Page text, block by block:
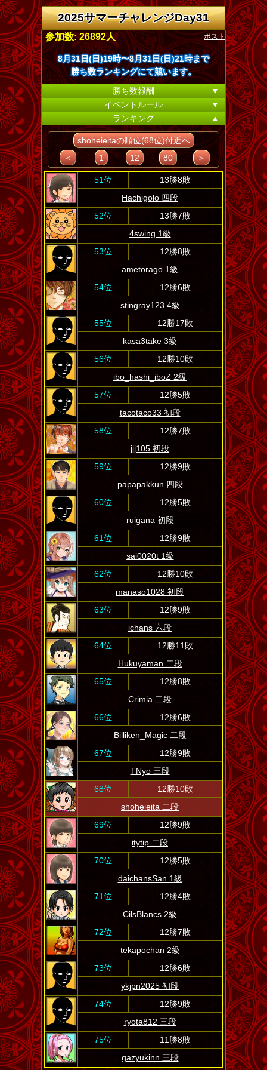
2025サマーチャレンジDay31
ポスト
参加数: 26892人
8月31日(日)19時〜8月31日(日)21時まで
勝ち数ランキングにて競います。
勝ち数報酬
▼
イベントルール
▼
ランキング
▲
shoheieitaの順位(68位)付近へ
＜
1 12 80 ＞
51位
13勝8敗
Hachigolo 四段
52位
13勝7敗
4swing 1級
53位
12勝8敗
ametorago 1級
54位
12勝6敗
stingray123 4級
55位
12勝17敗
kasa3take 3級
56位
12勝10敗
ibo_hashi_iboZ 2級
57位
12勝5敗
tacotaco33 初段
58位
12勝7敗
jjj105 初段
59位
12勝9敗
papapakkun 四段
60位
12勝5敗
ruigana 初段
61位
12勝9敗
sai0020t 1級
62位
12勝10敗
manaso1028 初段
63位
12勝9敗
ichans 六段
64位
12勝11敗
Hukuyaman 二段
65位
12勝8敗
Crimia 二段
66位
12勝6敗
Billiken_Magic 二段
67位
12勝9敗
TNyo 三段
68位
12勝10敗
shoheieita 二段
69位
12勝9敗
itytip 二段
70位
12勝5敗
daichansSan 1級
71位
12勝4敗
CilsBlancs 2級
72位
12勝7敗
tekapochan 2級
73位
12勝6敗
ykjpn2025 初段
74位
12勝9敗
ryota812 三段
75位
11勝8敗
gazyukinn 三段